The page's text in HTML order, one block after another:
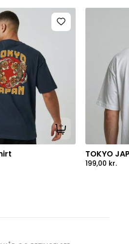
Tilføj til kurv
TOKYO
199,00 kr.